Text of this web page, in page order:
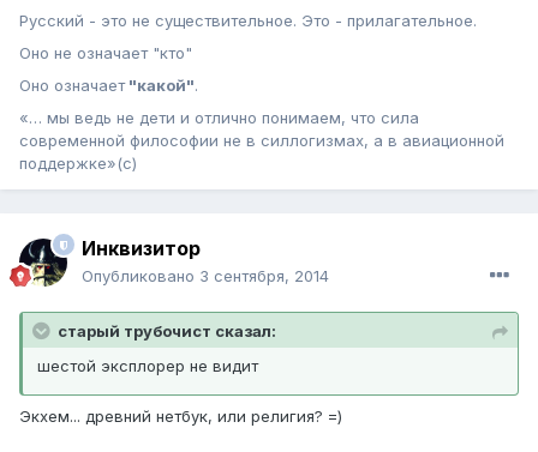
Русский - это не существительное. Это - прилагательное.
Оно не означает "кто"
Оно означает"какой".
«… мы ведь не дети и отлично понимаем, что сила
современной философии не в силлогизмах, а в авиационной
поддержке»(с)
Инквизитор
Опубликовано 3 сентября, 2014
старый трубочист сказал:
шестой эксплорер не видит
Экхем... древний нетбук, или религия? =)